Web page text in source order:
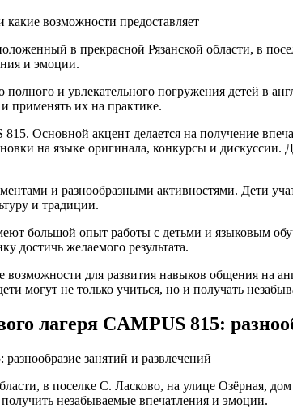
какие возможности предоставляет
в прекрасной Рязанской области, в
и эмоции.
и увлекательного погружения детей в
применять их на практике.
Основной акцент делается на получение
на языке оригинала, конкурсы и
и разнообразными активностями. Дети
и традиции.
большой опыт работы с детьми и языковым
достичь желаемого результата.
для развития навыков общения на
могут не только учиться, но и получать
лагеря CAMPUS 815:
занятий и развлечений
в поселке С. Ласково, на улице Озёрная,
незабываемые впечатления и эмоции.